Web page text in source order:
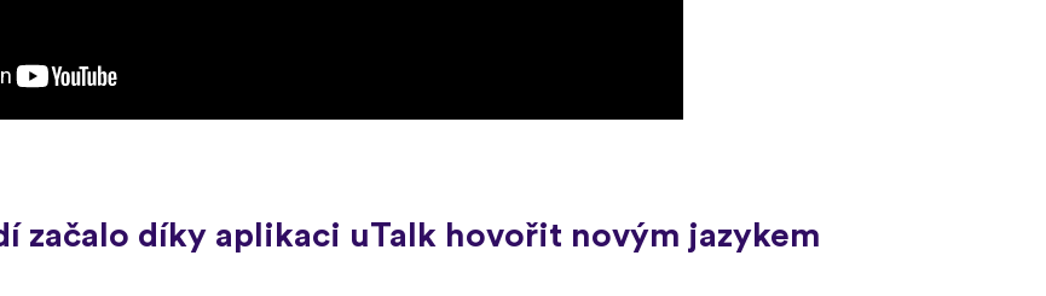
začalo díky aplikaci uTalk hovořit novým jazykem